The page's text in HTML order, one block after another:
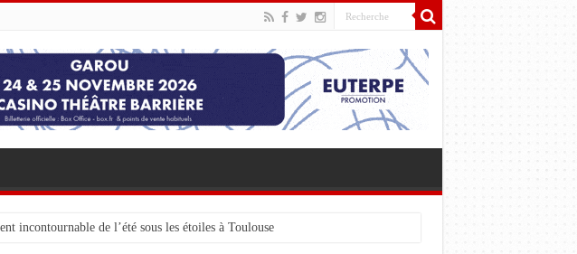
incontournable de l’été sous les étoiles à Toulouse